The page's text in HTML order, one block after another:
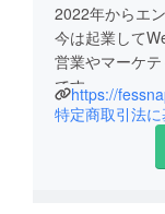
2022年からエ
今は起業して
営業やマーケ
です。
目標：2025年
を目標にしてい
https://
特定商取引法